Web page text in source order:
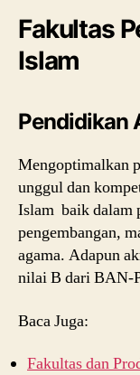
Fakultas
Islam
Pendidikan
Mengoptimalkan
unggul dan
Islam baik dalam
pengembangan,
agama. Adapun
nilai B dari BAN-
Baca Juga:
Fakultas dan